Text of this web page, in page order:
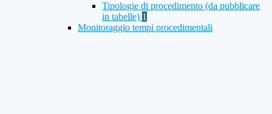
Tipologie di procedimento (da pubblicare
in tabelle) 1
Monitoraggio tempi procedimentali